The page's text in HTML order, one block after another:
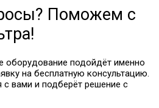
Поможем с
оборудование подойдёт именно
на бесплатную консультацию.
с вами и подберёт решение с